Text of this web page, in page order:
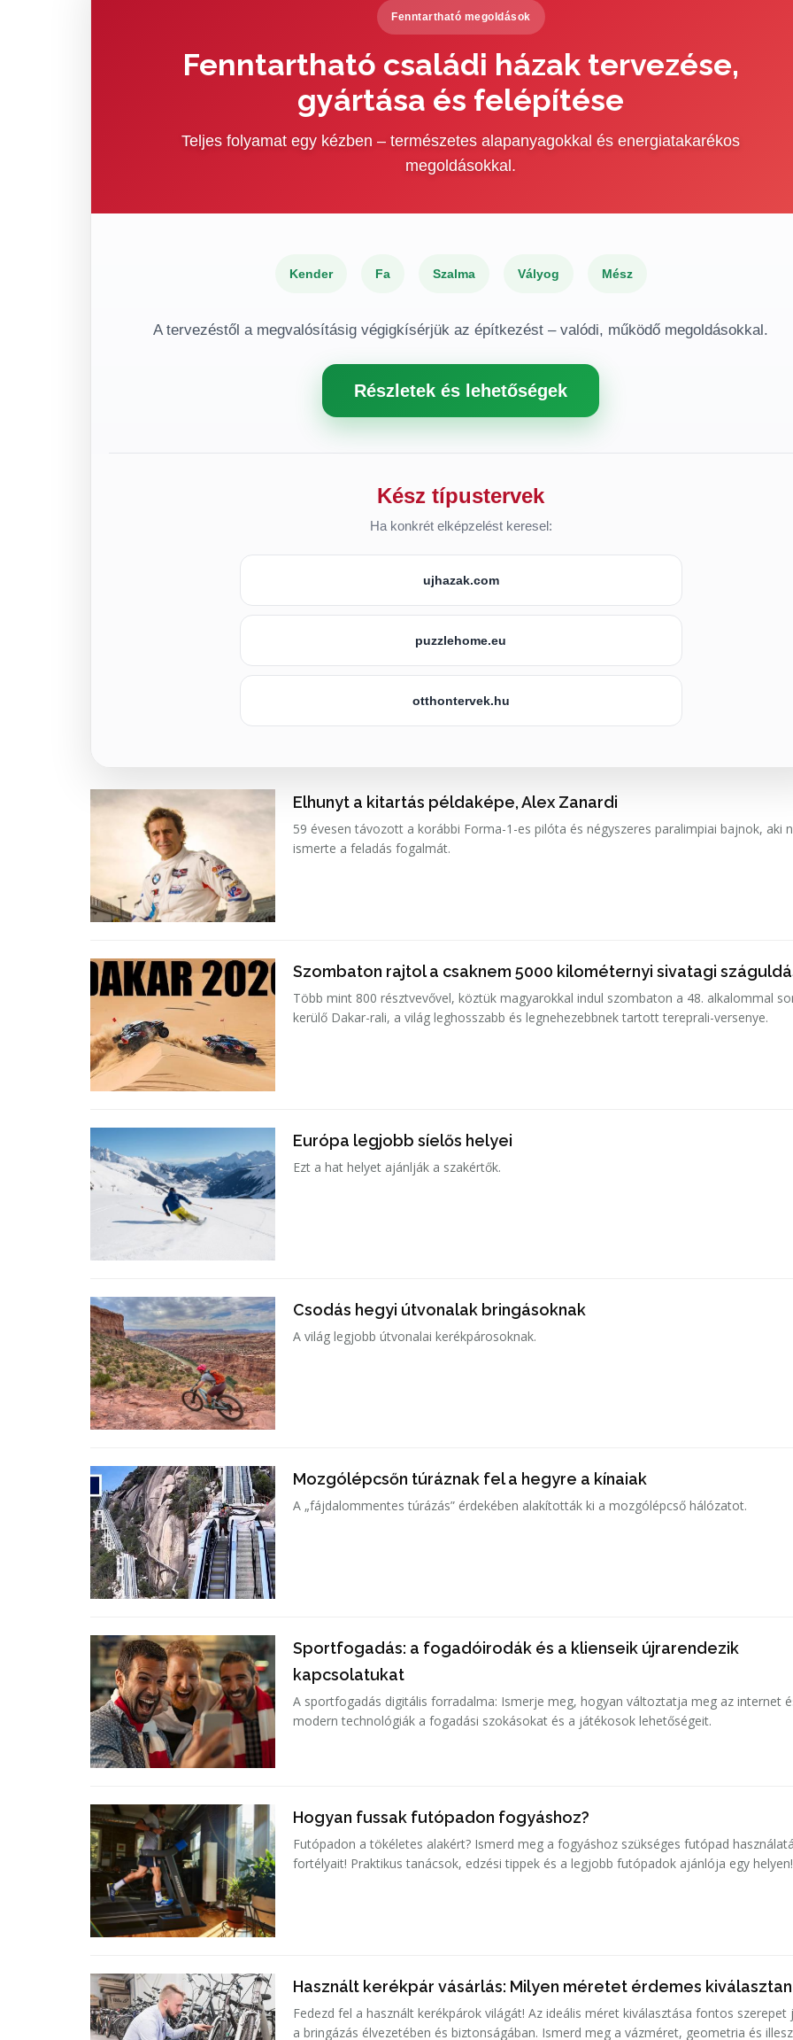
Fenntartható megoldások
Fenntartható családi házak tervezése,
gyártása és felépítése
Teljes folyamat egy kézben – természetes alapanyagokkal és energiatakarékos
megoldásokkal.
Kender Fa Szalma Vályog Mész
A tervezéstől a megvalósításig végigkísérjük az építkezést – valódi, működő megoldásokkal.
Részletek és lehetőségek
Kész típustervek
Ha konkrét elképzelést keresel:
ujhazak.com
puzzlehome.eu
otthontervek.hu
Elhunyt a kitartás példaképe, Alex Zanardi
59 évesen távozott a korábbi Forma-1-es pilóta és négyszeres paralimpiai bajnok, aki
ismerte a feladás fogalmát.
Szombaton rajtol a csaknem 5000 kilométernyi sivatagi
Több mint 800 résztvevővel, köztük magyarokkal indul szombaton a 48. alkalommal
kerülő Dakar-rali, a világ leghosszabb és legnehezebbnek tartott tereprali-versenye.
Európa legjobb síelős helyei
Ezt a hat helyet ajánlják a szakértők.
Csodás hegyi útvonalak bringásoknak
A világ legjobb útvonalai kerékpárosoknak.
Mozgólépcsőn túráznak fel a hegyre a kínaiak
A „fájdalommentes túrázás” érdekében alakították ki a mozgólépcső hálózatot.
Sportfogadás: a fogadóirodák és a klienseik újrarendezik
kapcsolatukat
A sportfogadás digitális forradalma: Ismerje meg, hogyan változtatja meg az internet
modern technológiák a fogadási szokásokat és a játékosok lehetőségeit.
Hogyan fussak futópadon fogyáshoz?
Futópadon a tökéletes alakért? Ismerd meg a fogyáshoz szükséges futópad
fortélyait! Praktikus tanácsok, edzési tippek és a legjobb futópadok ajánlója egy helyen!
Használt kerékpár vásárlás: Milyen méretet érdemes
Fedezd fel a használt kerékpárok világát! Az ideális méret kiválasztása fontos szerepet
a bringázás élvezetében és biztonságában. Ismerd meg a vázméret, geometria és